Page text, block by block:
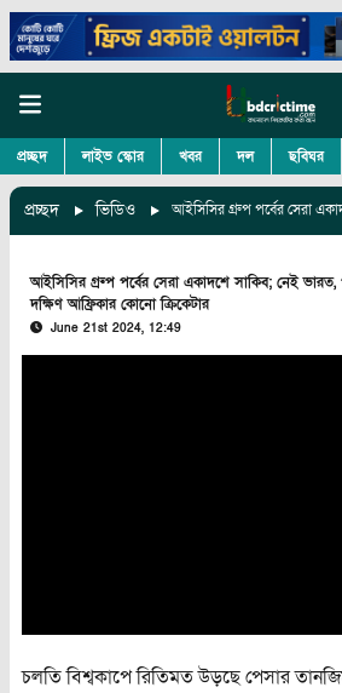
প্রচ্ছদ লাইভ স্কোর খবর দল ছবিঘর
প্রচ্ছদ ভিডিও
আইসিসির গ্রুপ পর্বের সেরা একাদশে সাকিব; নেই ভারত,
দক্ষিণ আফ্রিকার কোনো ক্রিকেটার
June 21st 2024, 12:49
চলতি বিশ্বকাপে রিতিমত উড়ছে পেসার